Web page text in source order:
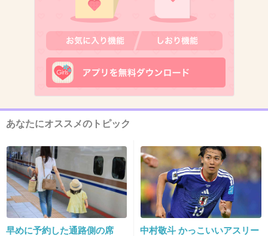
2019/01/05(土) 14:44:53
宮迫臭がすごい
15. 匿名 2019/01/05(土) 14:45:14
大悟は見るからにクズっぽい
+628
あなたにオススメのトピック
早めに予約した通路側の席 中村敬斗 かっこいいアスリー